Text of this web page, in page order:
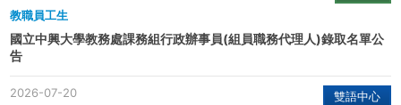
教職員工生
國立中興大學教務處課務組行政辦事員(組員職務代理人)錄取名單公
告
雙語中心
2026-07-20